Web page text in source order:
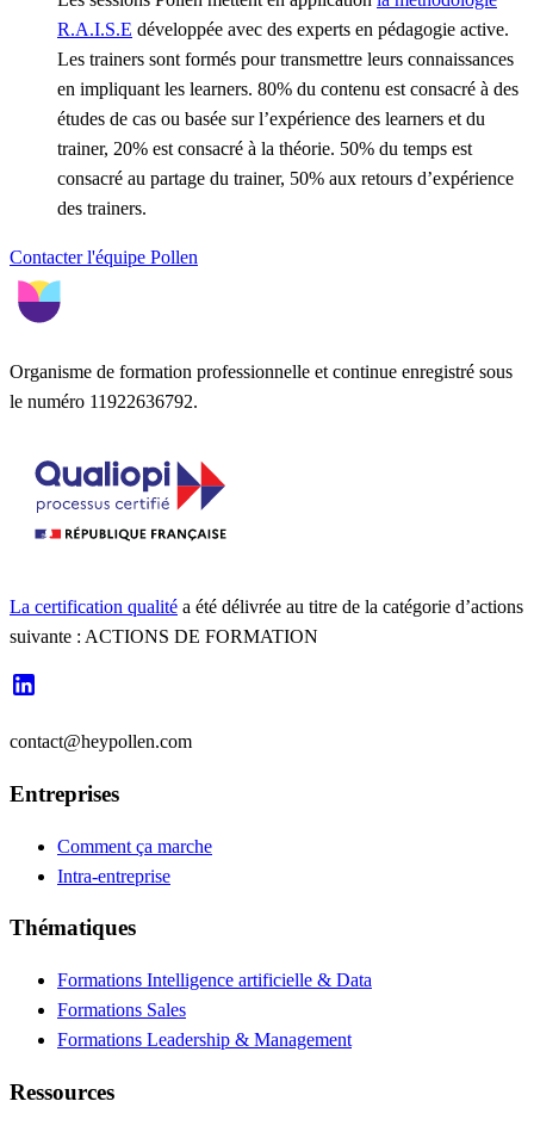
R.A.I.S.E développée avec des experts en pédagogie active.
Les trainers sont formés pour transmettre leurs connaissances
en impliquant les learners. 80% du contenu est consacré à des
études de cas ou basée sur l’expérience des learners et du
trainer, 20% est consacré à la théorie. 50% du temps est
consacré au partage du trainer, 50% aux retours d’expérience
des trainers.
Contacter l'équipe Pollen
Organisme de formation professionnelle et continue enregistré sous
le numéro 11922636792.
La certification qualité a été délivrée au titre de la catégorie d’actions
suivante : ACTIONS DE FORMATION
contact@heypollen.com
Entreprises
Comment ça marche
Intra-entreprise
Thématiques
Formations Intelligence artificielle & Data
Formations Sales
Formations Leadership & Management
Ressources